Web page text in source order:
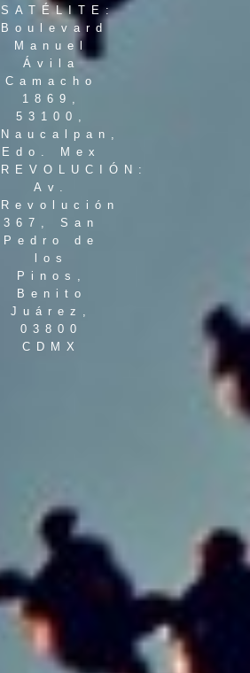
SATÉLITE:
Boulevard
Manuel
Ávila
Camacho
1869,
53100,
Naucalpan,
Edo. Mex
REVOLUCIÓN:
Av.
Revolución
367, San
Pedro de
los
Pinos,
Benito
Juárez,
03800
CDMX